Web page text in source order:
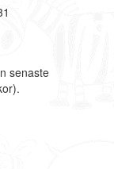
senaste